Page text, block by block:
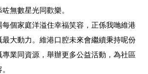
無數星光同歡樂。
個家庭洋溢住幸福笑容，正係我哋維港
大動力。維港口腔未來會繼續秉持呢份
專業同資源，舉辦更多公益活動，為社區